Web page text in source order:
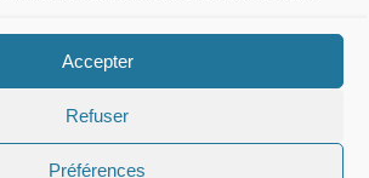
Accepter
Refuser
Préférences